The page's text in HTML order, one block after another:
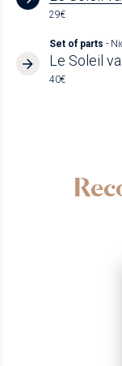
29€
Set of parts -
Le Soleil
40€